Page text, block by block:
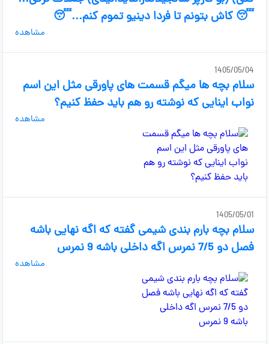
😴 کاش بتونم تا فردا دینیو تموم کنم...😴
مشاهده
1405/05/04
سلام بچه ها میگم قسمت های پاورقی مثل این اسم
نواب اینایی که نوشته رو هم باید حفظ کنیم؟
مشاهده
1405/05/01
سلام بچه بارم بندی شیمی گفته که اگه نهایی باشه
فصل دو 7/5 نمرس اگه داخلی باشه 9 نمرس
مشاهده